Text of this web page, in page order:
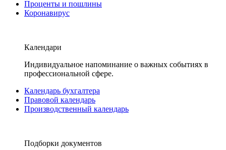
Проценты и пошлины
Коронавирус
Календари
Индивидуальное напоминание о важных событиях в
профессиональной сфере.
Календарь бухгалтера
Правовой календарь
Производственный календарь
Подборки документов